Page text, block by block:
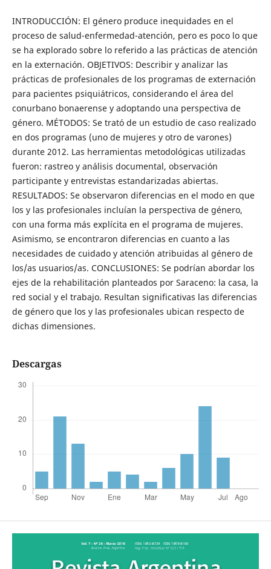
INTRODUCCIÓN: El género produce inequidades en el
proceso de salud-enfermedad-atención, pero es poco lo que
se ha explorado sobre lo referido a las prácticas de atención
en la externación. OBJETIVOS: Describir y analizar las
prácticas de profesionales de los programas de externación
para pacientes psiquiátricos, considerando el área del
conurbano bonaerense y adoptando una perspectiva de
género. MÉTODOS: Se trató de un estudio de caso realizado
en dos programas (uno de mujeres y otro de varones)
durante 2012. Las herramientas metodológicas utilizadas
fueron: rastreo y análisis documental, observación
participante y entrevistas estandarizadas abiertas.
RESULTADOS: Se observaron diferencias en el modo en que
los y las profesionales incluían la perspectiva de género,
con una forma más explícita en el programa de mujeres.
Asimismo, se encontraron diferencias en cuanto a las
necesidades de cuidado y atención atribuidas al género de
los/as usuarios/as. CONCLUSIONES: Se podrían abordar los
ejes de la rehabilitación planteados por Saraceno: la casa, la
red social y el trabajo. Resultan significativas las diferencias
de género que los y las profesionales ubican respecto de
dichas dimensiones.
Descargas